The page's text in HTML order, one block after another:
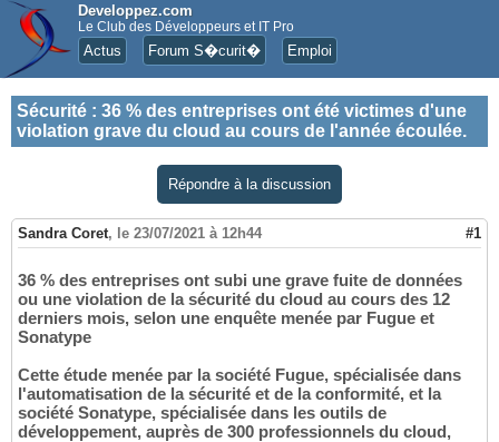
Developpez.com
Le Club des Développeurs et IT Pro
Actus Forum S�curit� Emploi
Sécurité : 36 % des entreprises ont été victimes d'une
violation grave du cloud au cours de l'année écoulée.
Répondre à la discussion
Sandra Coret, le 23/07/2021 à 12h44 #1
36 % des entreprises ont subi une grave fuite de données
ou une violation de la sécurité du cloud au cours des 12
derniers mois, selon une enquête menée par Fugue et
Sonatype
Cette étude menée par la société Fugue, spécialisée dans
l'automatisation de la sécurité et de la conformité, et la
société Sonatype, spécialisée dans les outils de
développement, auprès de 300 professionnels du cloud,